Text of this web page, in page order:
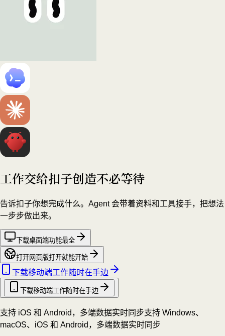
工作交给扣子创造不必等待
告诉扣子你想完成什么。Agent 会带着资料和工具接手，把想法
一步步做出来。
下载桌面端功能最全
打开网页版打开就能开始
下载移动端工作随时在手边
下载移动端工作随时在手边
支持 iOS 和 Android，多端数据实时同步支持 Windows、
macOS、iOS 和 Android，多端数据实时同步